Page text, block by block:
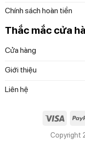
Chính sách hoàn tiền
Thắc mắc cửa
Cửa hàng
Giới thiệu
Liên hệ
Visa
Copyright